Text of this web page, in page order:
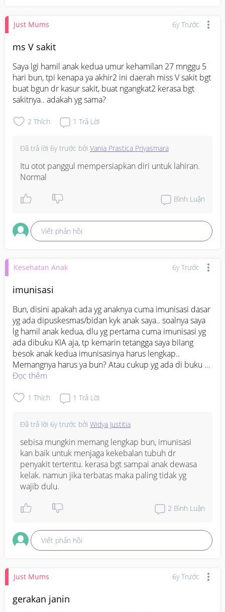
Just Mums 6y Trước
ms V sakit
Saya lgi hamil anak kedua umur kehamilan 27 mnggu 5
hari bun, tpi kenapa ya akhir2 ini daerah miss V sakit bgt
buat bgun dr kasur sakit, buat ngangkat2 kerasa bgt
sakitnya.. adakah yg sama?
2 Thích 1 Trả Lời
Đã trả lời 6y trước bởi Vania Prastica Priyasmara
Itu otot panggul mempersiapkan diri untuk lahiran.
Normal
Bình Luận
Viết phản hồi
Kesehatan Anak 6y Trước
imunisasi
Bun, disini apakah ada yg anaknya cuma imunisasi dasar
yg ada dipuskesmas/bidan kyk anak saya.. soalnya saya
lg hamil anak kedua, dlu yg pertama cuma imunisasi yg
ada dibuku KIA aja, tp kemarin tetangga saya bilang
besok anak kedua imunisasinya harus lengkap..
Memangnya harus ya bun? Atau cukup yg ada di buku
KIA aja?
Đọc thêm
1 Thích 1 Trả Lời
Đã trả lời 6y trước bởi Widya Justitia
sebisa mungkin memang lengkap bun, imunisasi
kan baik untuk menjaga kekebalan tubuh dr
penyakit tertentu. kerasa bgt sampai anak dewasa
kelak. namun jika terbatas maka paling tidak yg
wajib dulu.
2 Bình Luận
Viết phản hồi
Just Mums 6y Trước
gerakan janin